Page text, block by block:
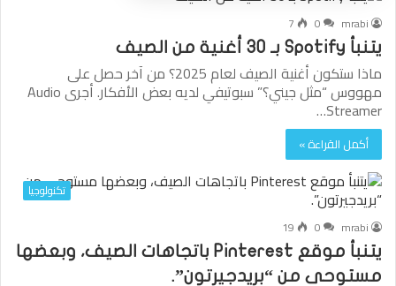
mrabi
0
7
يتنبأ Spotify بـ 30 أغنية من الصيف
ماذا ستكون أغنية الصيف لعام 2025؟ من آخر حصل على
مهووس “مثل جيني؟” سبوتيفي لديه بعض الأفكار. أجرى Audio
Streamer…
أكمل القراءة »
تكنولوجيا
mrabi
0
19
يتنبأ موقع Pinterest باتجاهات الصيف، وبعضها
مستوحى من “بريدجيرتون”.